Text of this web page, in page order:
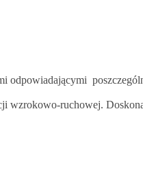
odpowiadającymi
wzrokowo-ruchowej.